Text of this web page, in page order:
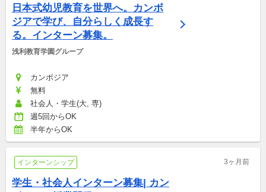
日本式幼児教育を世界へ。カンボ
ジアで学び、自分らしく成長す
る。インターン募集。
浅利教育学園グループ
カンボジア
無料
社会人・学生(大, 専)
週5回からOK
半年からOK
インターンシップ 3ヶ月前
学生・社会人インターン募集| カン